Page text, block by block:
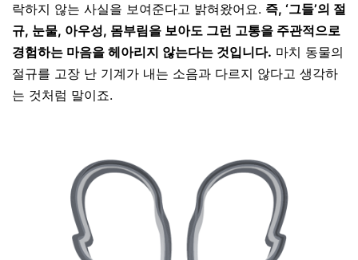
락하지 않는 사실을 보여준다고 밝혀왔어요. 즉, ‘그들’의 절
규, 눈물, 아우성, 몸부림을 보아도 그런 고통을 주관적으로
경험하는 마음을 헤아리지 않는다는 것입니다. 마치 동물의
절규를 고장 난 기계가 내는 소음과 다르지 않다고 생각하
는 것처럼 말이죠.